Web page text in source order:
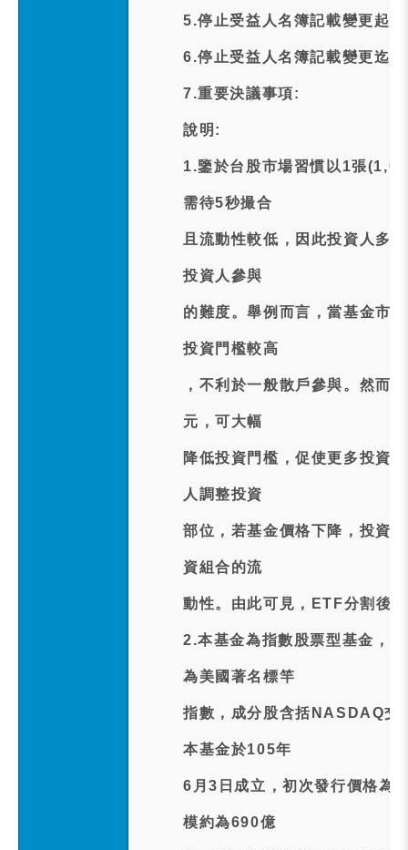
5.停止受益人名簿記載變更起
6.停止受益人名簿記載變更迄
7.重要決議事項:
說明:
1.鑒於台股市場習慣以1張
需待5秒撮合
且流動性較低，因此投資人多
投資人參與
的難度。舉例而言，當基金市
投資門檻較高
，不利於一般散戶參與。然而
元，可大幅
降低投資門檻，促使更多投資
人調整投資
部位，若基金價格下降，投資
資組合的流
動性。由此可見，ETF分割後
2.本基金為指數股票型基金，
為美國著名標竿
指數，成分股含括NASDAQ交
本基金於105年
6月3日成立，初次發行價格為
模約為690億